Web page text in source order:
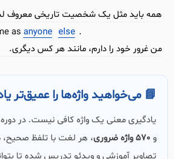
همه باید مثل یک شخصیت تاریخی معروف
as anyone else .
من غرور خود را دارم، مانند هر کس دیگری.
📘 می‌خواهید واژه‌ها را عمیق‌تر
یادگیری معنی یک واژه کافی نیست. در
و 570 واژه ضروری
، هر لغت با تلفظ صحیح،
تصاویر آموزشی و ویدئو تدریس شده تا